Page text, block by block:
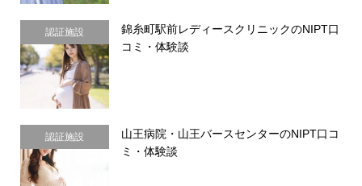
認証施設
錦糸町駅前レディースクリニックのNIPT口
コミ・体験談
認証施設
山王病院・山王バースセンターのNIPT口コ
ミ・体験談